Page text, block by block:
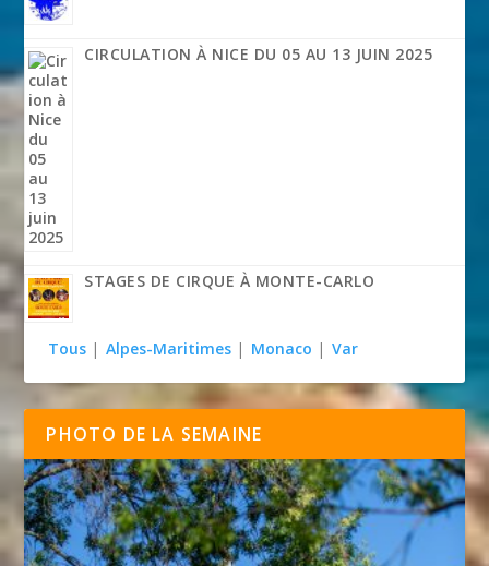
CIRCULATION À NICE DU 05 AU 13 JUIN 2025
STAGES DE CIRQUE À MONTE-CARLO
Tous | Alpes-Maritimes | Monaco | Var
PHOTO DE LA SEMAINE